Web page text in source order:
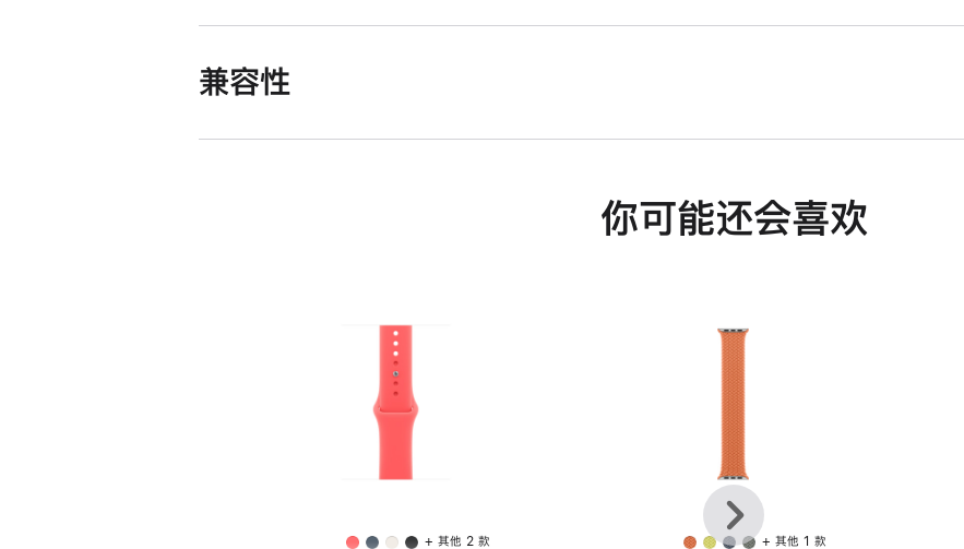
兼容性
你可能还会喜欢
+ 其他 2 款 + 其他 1 款
上
一
个
下
一
个